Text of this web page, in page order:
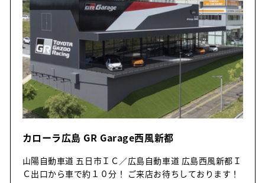
カローラ広島 GR Garage西風新都
山陽自動車道 五日市ＩＣ／広島自動車道 広島西風新都Ｉ
Ｃ出口から車で約１０分！ ご来店お待ちしております！